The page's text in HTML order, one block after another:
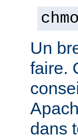
Un
faire.
dans